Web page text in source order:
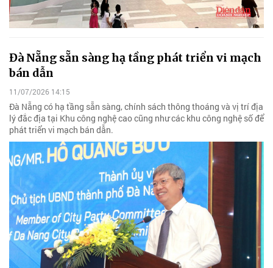
Đà Nẵng sẵn sàng hạ tầng phát triển vi mạch
bán dẫn
11/07/2026 14:15
Đà Nẵng có hạ tầng sẵn sàng, chính sách thông thoáng và vị trí địa
lý đắc địa tại Khu công nghệ cao cũng như các khu công nghệ số để
phát triển vi mạch bán dẫn.